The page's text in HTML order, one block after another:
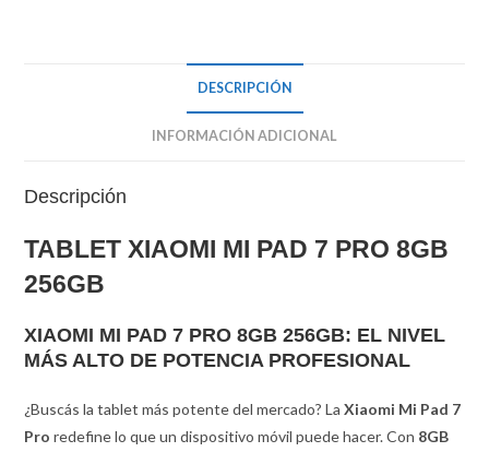
DESCRIPCIÓN
INFORMACIÓN ADICIONAL
Descripción
TABLET XIAOMI MI PAD 7 PRO 8GB
256GB
XIAOMI MI PAD 7 PRO 8GB 256GB: EL NIVEL
MÁS ALTO DE POTENCIA PROFESIONAL
¿Buscás la tablet más potente del mercado? LaXiaomi Mi Pad 7
Pro redefine lo que un dispositivo móvil puede hacer.Con 8GB